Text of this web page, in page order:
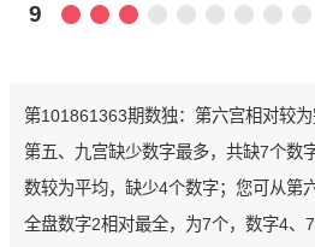
9
第101861363期数独：第六宫相对较为
第五、九宫缺少数字最多，共缺7个数
数较为平均，缺少4个数字；您可从第
全盘数字2相对最全，为7个，数字4、